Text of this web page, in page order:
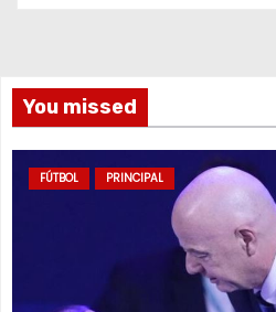
You missed
FÚTBOL PRINCIPAL